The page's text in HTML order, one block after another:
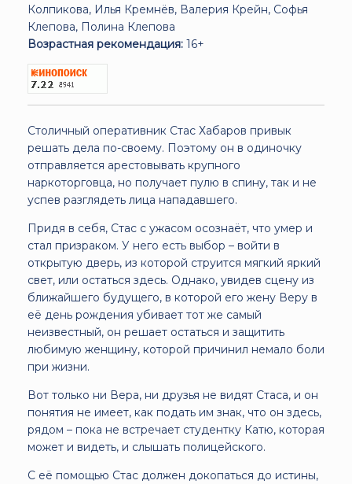
Колпикова, Илья Кремнёв, Валерия Крейн, Софья
Клепова, Полина Клепова
Возрастная рекомендация: 16+
Столичный оперативник Стас Хабаров привык
решать дела по-своему. Поэтому он в одиночку
отправляется арестовывать крупного
наркоторговца, но получает пулю в спину, так и не
успев разглядеть лица нападавшего.
Придя в себя, Стас с ужасом осознаёт, что умер и
стал призраком. У него есть выбор – войти в
открытую дверь, из которой струится мягкий яркий
свет, или остаться здесь. Однако, увидев сцену из
ближайшего будущего, в которой его жену Веру в
её день рождения убивает тот же самый
неизвестный, он решает остаться и защитить
любимую женщину, которой причинил немало боли
при жизни.
Вот только ни Вера, ни друзья не видят Стаса, и он
понятия не имеет, как подать им знак, что он здесь,
рядом – пока не встречает студентку Катю, которая
может и видеть, и слышать полицейского.
С её помощью Стас должен докопаться до истины,